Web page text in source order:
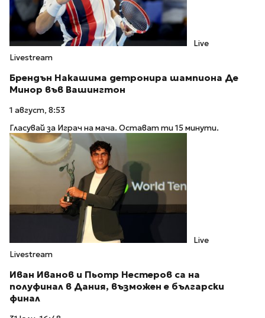
Live
Livestream
Брендън Накашима детронира шампиона Де
Минор във Вашингтон
1 август, 8:53
Гласувай за Играч на мача. Остават ти 15 минути.
Live
Livestream
Иван Иванов и Пьотр Нестеров са на
полуфинал в Дания, възможен е български
финал